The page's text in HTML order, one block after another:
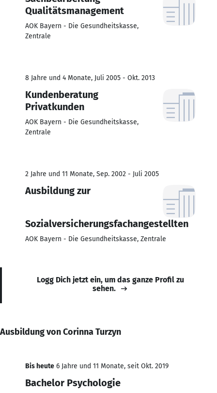
Qualitätsmanagement
AOK Bayern - Die Gesundheitskasse,
Zentrale
8 Jahre und 4 Monate, Juli 2005 - Okt. 2013
Kundenberatung
Privatkunden
AOK Bayern - Die Gesundheitskasse,
Zentrale
2 Jahre und 11 Monate, Sep. 2002 - Juli 2005
Ausbildung zur
Sozialversicherungsfachangestellten
AOK Bayern - Die Gesundheitskasse, Zentrale
Logg Dich jetzt ein, um das ganze Profil zu
sehen.
Ausbildung von Corinna Turzyn
Bis heute 6 Jahre und 11 Monate, seit Okt. 2019
Bachelor Psychologie